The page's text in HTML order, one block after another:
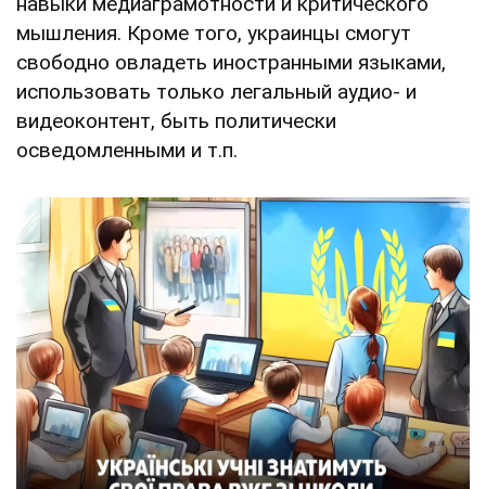
мышления. Кроме того, украинцы смогут
свободно овладеть иностранными языками,
использовать только легальный аудио- и
видеоконтент, быть политически
осведомленными и т.п.